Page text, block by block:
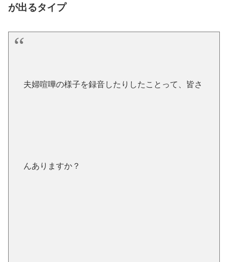
が出るタイプ
夫婦喧嘩の様子を録音したりしたことって、皆さ
んありますか？